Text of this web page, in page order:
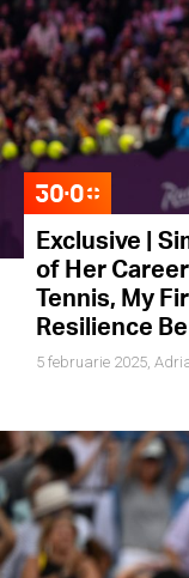
Exclusive |
of Her
Tennis, My
Resilience
5 februarie 2025,